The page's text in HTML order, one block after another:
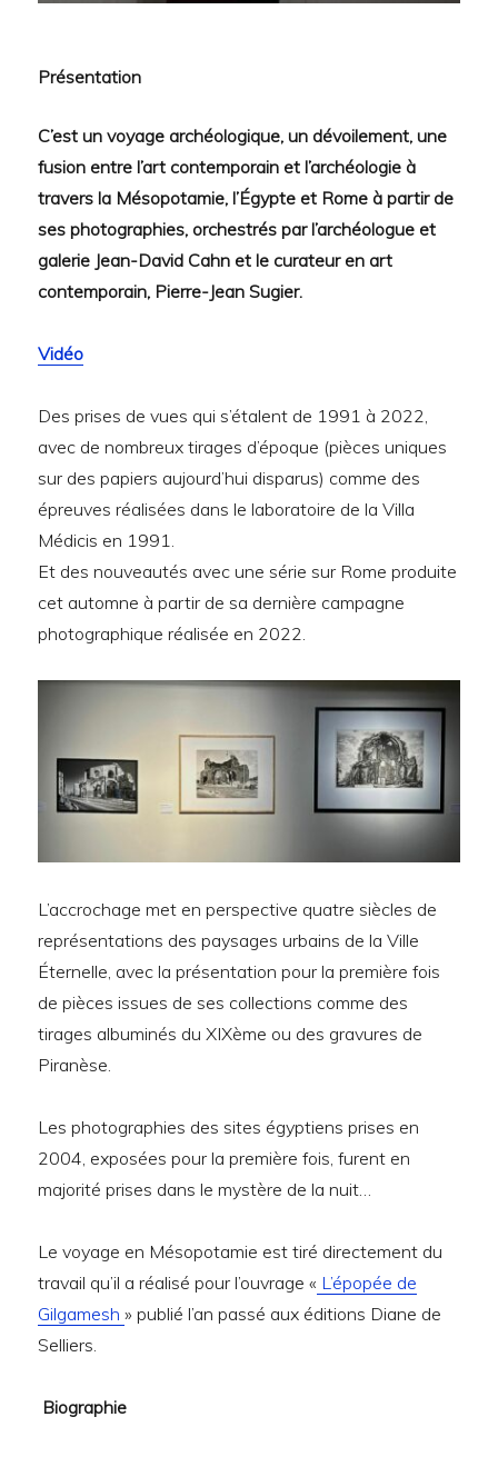
Présentation
C’est un voyage archéologique, un dévoilement, une
fusion entre l’art contemporain et l’archéologie à
travers la Mésopotamie, l’Égypte et Rome à partir de
ses photographies, orchestrés par l’archéologue et
galerie Jean-David Cahn et le curateur en art
contemporain, Pierre-Jean Sugier.
Vidéo
Des prises de vues qui s’étalent de 1991 à 2022,
avec de nombreux tirages d’époque (pièces uniques
sur des papiers aujourd’hui disparus) comme des
épreuves réalisées dans le laboratoire de la Villa
Médicis en 1991.
Et des nouveautés avec une série sur Rome produite
cet automne à partir de sa dernière campagne
photographique réalisée en 2022.
L’accrochage met en perspective quatre siècles de
représentations des paysages urbains de la Ville
Éternelle, avec la présentation pour la première fois
de pièces issues de ses collections comme des
tirages albuminés du XIXème ou des gravures de
Piranèse.
Les photographies des sites égyptiens prises en
2004, exposées pour la première fois, furent en
majorité prises dans le mystère de la nuit…
Le voyage en Mésopotamie est tiré directement du
travail qu’il a réalisé pour l’ouvrage « L’épopée de
Gilgamesh» publié l’an passé aux éditions Diane de
Selliers.
Biographie